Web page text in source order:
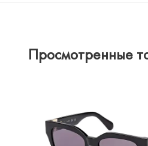
Просмотренные